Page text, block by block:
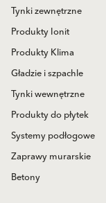
Tynki zewnętrzne
Produkty Ionit
Produkty Klima
Gładzie i szpachle
Tynki wewnętrzne
Produkty do płytek
Systemy podłogowe
Zaprawy murarskie
Betony